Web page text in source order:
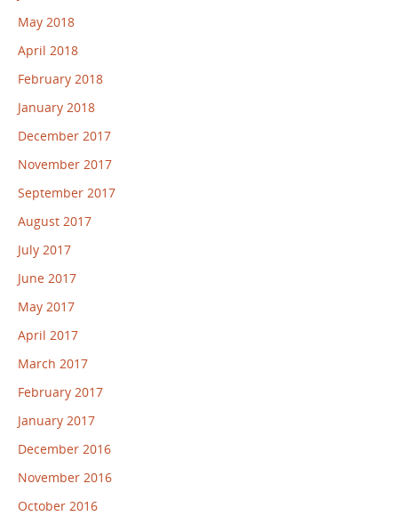
May 2018
April 2018
February 2018
January 2018
December 2017
November 2017
September 2017
August 2017
July 2017
June 2017
May 2017
April 2017
March 2017
February 2017
January 2017
December 2016
November 2016
October 2016